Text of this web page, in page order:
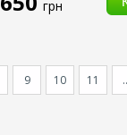
грн
9 10 11